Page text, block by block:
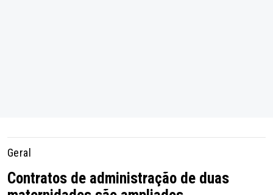
Geral
Contratos de administração de duas